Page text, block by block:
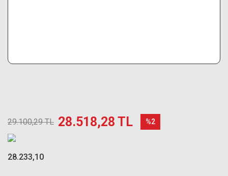
29.100,29 TL 28.518,28 TL %2
28.233,10